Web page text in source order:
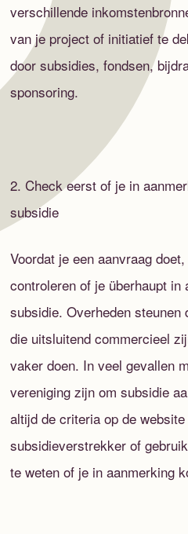
verschillende
van je project of initiatief te
door subsidies, fondsen,
sponsoring.
2. Check eerst of je in
subsidie
Voordat je een aanvraag
controleren of je überhaupt
subsidie. Overheden steunen
die uitsluitend commercieel
vaker doen. In veel gevallen
vereniging zijn om subsidie
altijd de criteria op de
subsidieverstrekker of
te weten of je in aanmerking